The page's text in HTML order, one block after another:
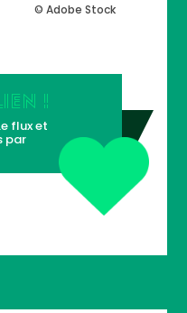
© Adobe Stock
!
flux et
par